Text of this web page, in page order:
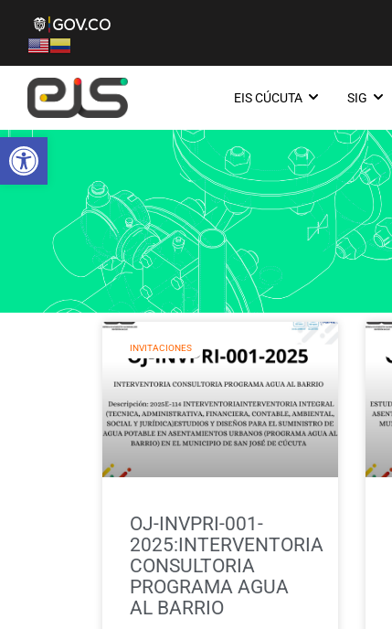
Abrir barra de herramientas
EIS CÚCUTA SIG
INVITACIONES
OJ-INVPRI-001-
2025:INTERVENTORIA
CONSULTORIA
PROGRAMA AGUA
AL BARRIO